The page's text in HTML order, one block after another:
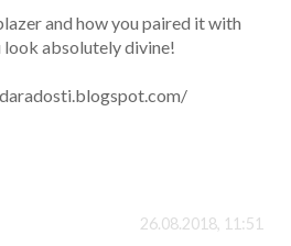
and how you paired it with
look absolutely divine!
26.08.2018, 11:51